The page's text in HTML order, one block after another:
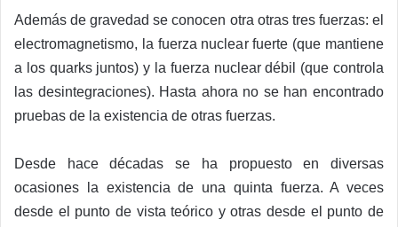
Además de gravedad se conocen otra otras tres fuerzas: el
electromagnetismo, la fuerza nuclear fuerte (que mantiene
a los quarks juntos) y la fuerza nuclear débil (que controla
las desintegraciones). Hasta ahora no se han encontrado
pruebas de la existencia de otras fuerzas.
Desde hace décadas se ha propuesto en diversas
ocasiones la existencia de una quinta fuerza. A veces
desde el punto de vista teórico y otras desde el punto de